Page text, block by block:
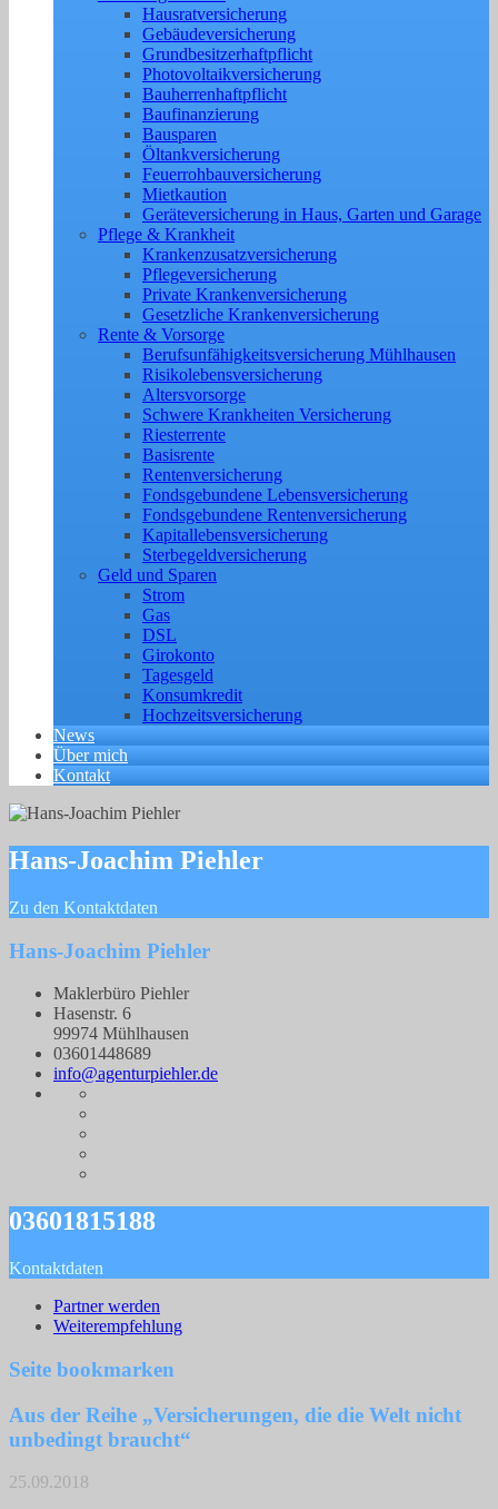
Hausratversicherung
Gebäudeversicherung
Grundbesitzerhaftpflicht
Photovoltaikversicherung
Bauherrenhaftpflicht
Baufinanzierung
Bausparen
Öltankversicherung
Feuerrohbauversicherung
Mietkaution
Geräteversicherung in Haus, Garten und Garage
Pflege & Krankheit
Krankenzusatzversicherung
Pflegeversicherung
Private Krankenversicherung
Gesetzliche Krankenversicherung
Rente & Vorsorge
Berufs­unfähigkeitsversicherung Mühlhausen
Risikolebensversicherung
Altersvorsorge
Schwere Krankheiten Versicherung
Riesterrente
Basisrente
Rentenversicherung
Fondsgebundene Lebensversicherung
Fondsgebundene Rentenversicherung
Kapitallebensversicherung
Sterbegeldversicherung
Geld und Sparen
Strom
Gas
DSL
Girokonto
Tagesgeld
Konsumkredit
Hochzeitsversicherung
News
Über mich
Kontakt
Hans-Joachim Piehler
Zu den Kontaktdaten
Hans-Joachim Piehler
Maklerbüro Piehler
Hasenstr. 6
99974 Mühlhausen
03601448689
info@agenturpiehler.de
03601815188
Kontaktdaten
Partner werden
Weiterempfehlung
Seite bookmarken
Aus der Reihe „Versicherungen, die die Welt nicht
unbedingt braucht“
25.09.2018